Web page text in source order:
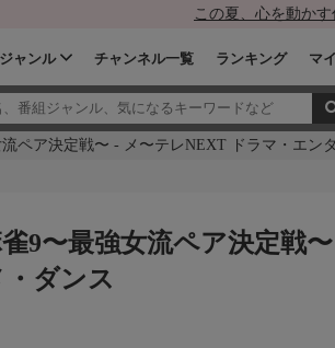
この夏、心を動か
ジャンル チャンネル一覧 ランキング マ
ペア決定戦〜 - メ〜テレNEXT ドラマ・エン
9〜最強女流ペア決定戦
ダンス